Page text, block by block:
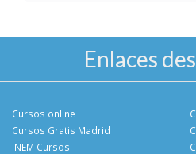
Enlaces
Cursos online
Cursos Gratis Madrid
INEM Cursos